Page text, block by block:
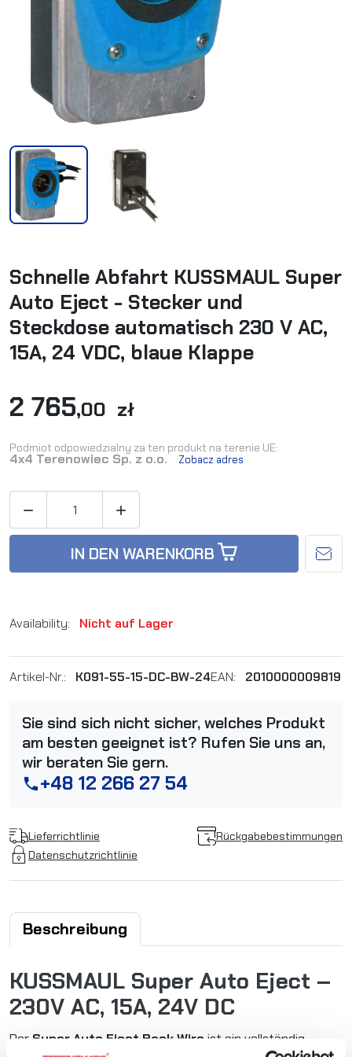
Schnelle Abfahrt KUSSMAUL Super
Auto Eject - Stecker und
Steckdose automatisch 230 V AC,
15A, 24 VDC, blaue Klappe
2 765,00 zł
Podmiot odpowiedzialny za ten produkt na terenie UE:
4x4 Terenowiec Sp. z o.o. Zobacz adres
 
IN DEN WARENKORB
Availability: Nicht auf Lager
Artikel-Nr.: K091-55-15-DC-BW-24EAN: 2010000009819
Sie sind sich nicht sicher, welches Produkt
am besten geeignet ist? Rufen Sie uns an,
wir beraten Sie gern.
phone+48 12 266 27 54
Lieferrichtlinie
Rückgabebestimmungen
Datenschutzrichtlinie
Beschreibung
KUSSMAUL Super Auto Eject –
230V AC, 15A, 24V DC
Der Super Auto Eject Back Wire ist ein vollständig